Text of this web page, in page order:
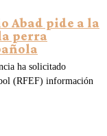
Abad pide a la
perra
ha solicitado
(RFEF) información